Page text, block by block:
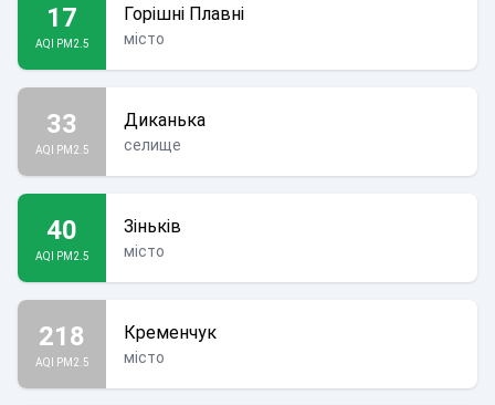
17
AQI PM2.5
Горішні Плавні
місто
33
AQI PM2.5
Диканька
селище
40
AQI PM2.5
Зіньків
місто
218
AQI PM2.5
Кременчук
місто